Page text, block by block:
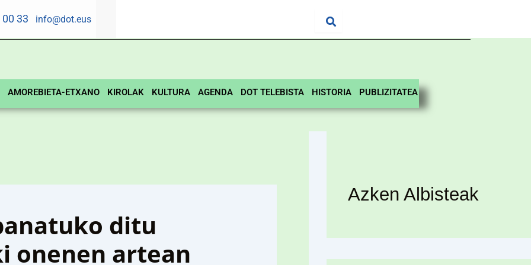
00 33 info@dot.eus
AMOREBIETA-ETXANO KIROLAK KULTURA AGENDA DOT TELEBISTA HISTORIA PUBLIZITATEA
ditu
onenen artean
Azken Albisteak